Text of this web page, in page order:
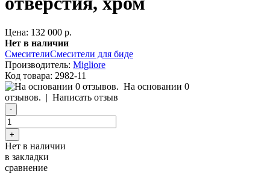
Цена: 132 000 р.
Нет в наличии
СмесителиСмесители для биде
Производитель: Migliore
Код товара: 2982-11
На основании 0
отзывов. | Написать отзыв
Нет в наличии
в закладки
сравнение